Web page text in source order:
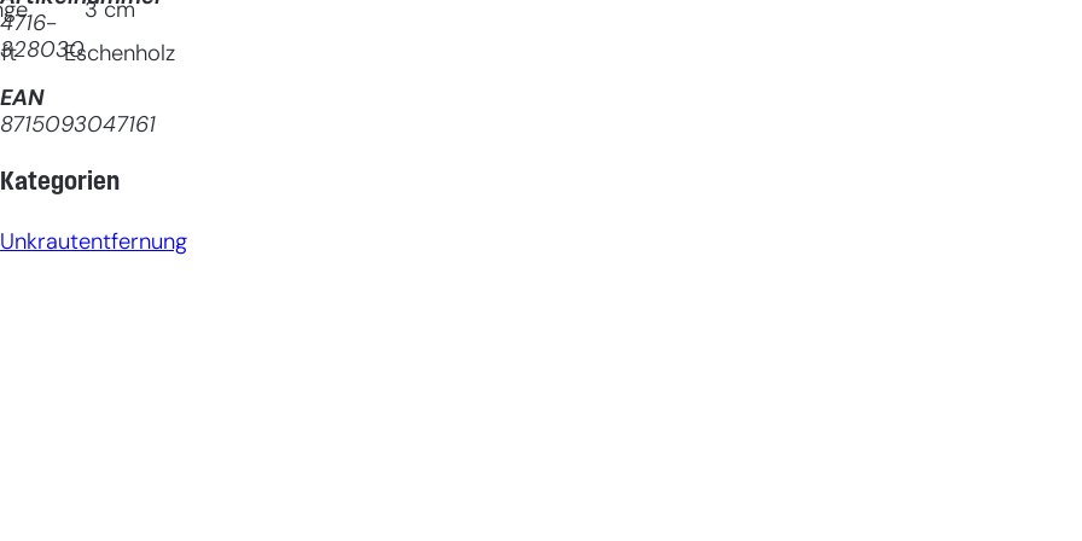
3 cm
Eschenholz
4716-
328030
EAN
8715093047161
Kategorien
Unkrautentfernung